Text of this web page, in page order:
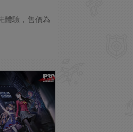
體驗，售價為